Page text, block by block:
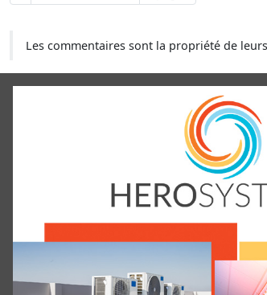
Les commentaires sont la propriété de